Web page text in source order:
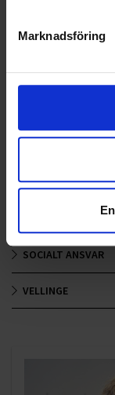
Marknadsföring
OHLSSONS REGION
OHLSSONS
OHLSSONS
RENHÅLLNING
SOCIALT ANSVAR
VELLINGE